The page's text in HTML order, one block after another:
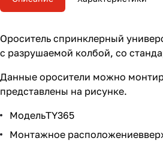
Ороситель спринклерный
с разрушаемой колбой, со
Данные оросители можно
представлены на рисунке.
МодельTY365
Монтажное